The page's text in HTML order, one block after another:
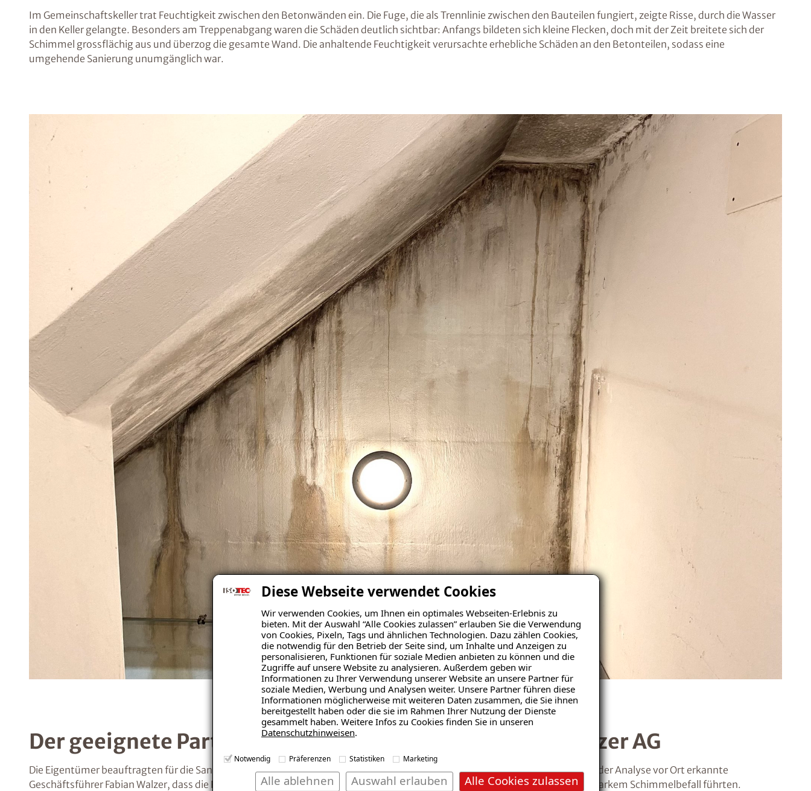
Diese Webseite verwendet Cookies
Wir verwenden Cookies, um Ihnen ein optimales Webseiten-Erlebnis zu
bieten. Mit der Auswahl “Alle Cookies zulassen” erlauben Sie die Verwendung
von Cookies, Pixeln, Tags und ähnlichen Technologien. Dazu zählen Cookies,
die notwendig für den Betrieb der Seite sind, um Inhalte und Anzeigen zu
personalisieren, Funktionen für soziale Medien anbieten zu können und die
Zugriffe auf unsere Website zu analysieren. Außerdem geben wir
Informationen zu Ihrer Verwendung unserer Website an unsere Partner für
soziale Medien, Werbung und Analysen weiter. Unsere Partner führen diese
Informationen möglicherweise mit weiteren Daten zusammen, die Sie ihnen
bereitgestellt haben oder die sie im Rahmen Ihrer Nutzung der Dienste
gesammelt haben. Weitere Infos zu Cookies finden Sie in unseren
Datenschutzhinweisen.
Notwendig Präferenzen Statistiken Marketing
Alle Cookies zulassen
Auswahl erlauben
Alle ablehnen
Im Gemeinschaftskeller trat Feuchtigkeit zwischen den Betonwänden ein. Die Fuge, die als Trennlinie zwischen den Bauteilen fungiert, zeigte Risse, durch die Wasser
in den Keller gelangte. Besonders am Treppenabgang waren die Schäden deutlich sichtbar: Anfangs bildeten sich kleine Flecken, doch mit der Zeit breitete sich der
Schimmel grossflächig aus und überzog die gesamte Wand. Die anhaltende Feuchtigkeit verursachte erhebliche Schäden an den Betonteilen, sodass eine
umgehende Sanierung unumgänglich war.
Der geeignete Partner: ISOTEC Abdichtungssysteme Walzer AG
Die Eigentümer beauftragten für die Sanierung den örtlichen ISOTEC-Fachbetrieb Abdichtungssysteme Walzer AG. Schon bei der Analyse vor Ort erkannte
Geschäftsführer Fabian Walzer, dass die Risse im Beton für die Feuchtigkeitsprobleme verantwortlich waren, die letztlich zu starkem Schimmelbefall führten.